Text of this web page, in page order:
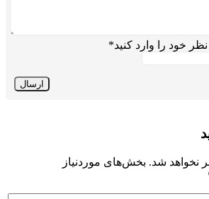
خود را وارد کنید*
شد. بخش‌های موردنیاز